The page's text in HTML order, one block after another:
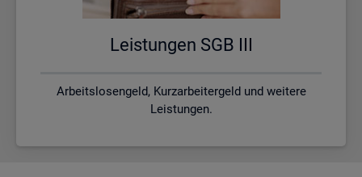
Leis­tun­gen SGB III
Arbeitslosengeld, Kurzarbeitergeld und weitere
Leistungen.